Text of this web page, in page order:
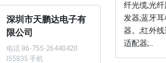
纤光缆;光
发器;蓝牙
器。;红外
适配器;...
深圳市天鹏达电子有
限公司
电话 86-755-26440420
86055835 手机